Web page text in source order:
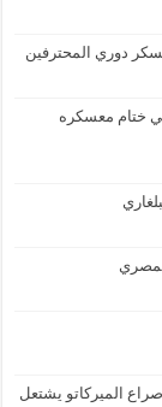
دوري المحترفين
في ختام معسكره
الميركاتو يشتعل